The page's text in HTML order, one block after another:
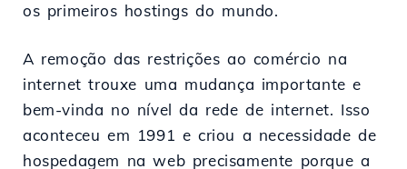
os primeiros hostings do mundo.
A remoção das restrições ao comércio na
internet trouxe uma mudança importante e
bem-vinda no nível da rede de internet. Isso
aconteceu em 1991 e criou a necessidade de
hospedagem na web precisamente porque a